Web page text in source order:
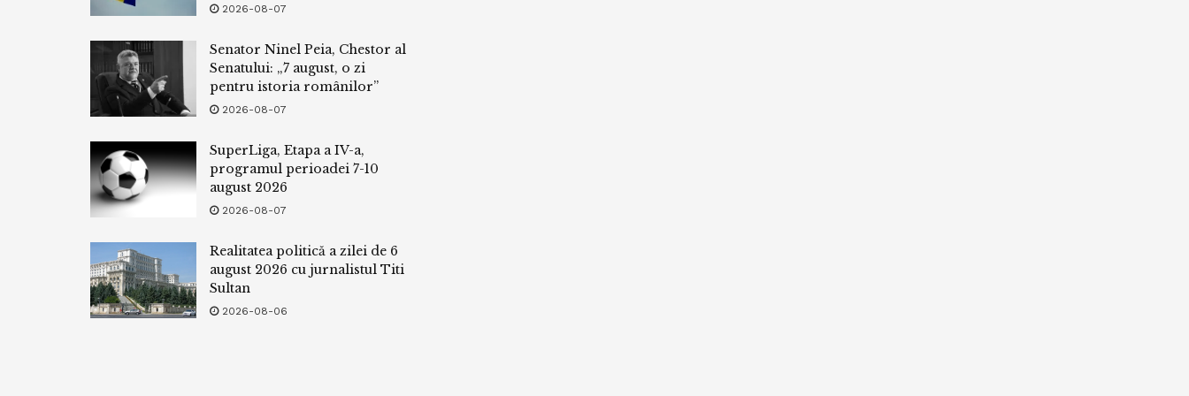
2026-08-07
Senator Ninel Peia, Chestor al
Senatului: „7 august, o zi
pentru istoria românilor”
2026-08-07
SuperLiga, Etapa a IV-a,
programul perioadei 7-10
august 2026
2026-08-07
Realitatea politică a zilei de 6
august 2026 cu jurnalistul Titi
Sultan
2026-08-06